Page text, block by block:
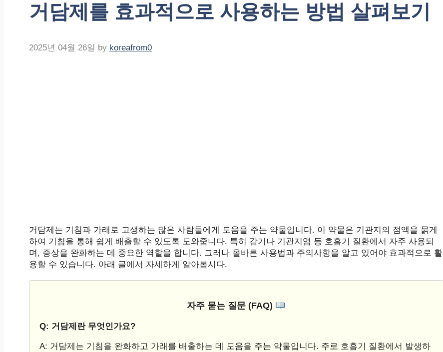
거담제를 효과적으로 사용하는 방법 살펴보기
2025년 04월 26일 by koreafrom0
거담제는 기침과 가래로 고생하는 많은 사람들에게 도움을 주는 약물입니다. 이 약물은 기관지의 점액을 묽게
하여 기침을 통해 쉽게 배출할 수 있도록 도와줍니다. 특히 감기나 기관지염 등 호흡기 질환에서 자주 사용되
며, 증상을 완화하는 데 중요한 역할을 합니다. 그러나 올바른 사용법과 주의사항을 알고 있어야 효과적으로 활
용할 수 있습니다. 아래 글에서 자세하게 알아봅시다.
자주 묻는 질문 (FAQ)
Q: 거담제란 무엇인가요?
A: 거담제는 기침을 완화하고 가래를 배출하는 데 도움을 주는 약물입니다. 주로 호흡기 질환에서 발생하